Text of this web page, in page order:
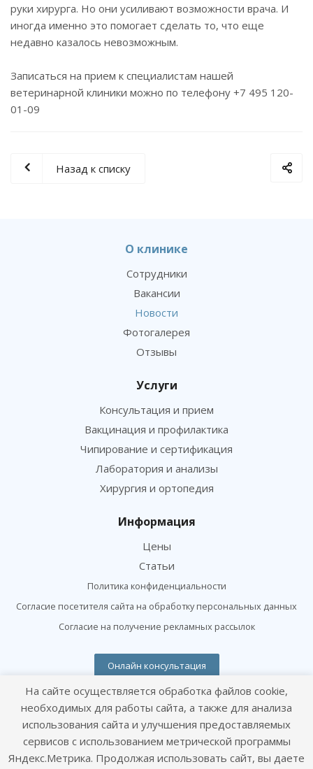
руки хирурга. Но они усиливают возможности врача. И
иногда именно это помогает сделать то, что еще
недавно казалось невозможным.
Записаться на прием к специалистам нашей
ветеринарной клиники можно по телефону +7 495 120-
01-09
Назад к списку
О клинике
Сотрудники
Вакансии
Новости
Фотогалерея
Отзывы
Услуги
Консультация и прием
Вакцинация и профилактика
Чипирование и сертификация
Лаборатория и анализы
Хирургия и ортопедия
Информация
Цены
Статьи
Политика конфиденциальности
Согласие посетителя сайта на обработку персональных данных
Согласие на получение рекламных рассылок
Онлайн консультация
Оставайтесь на связи
На сайте осуществляется обработка файлов cookie,
необходимых для работы сайта, а также для анализа
использования сайта и улучшения предоставляемых
сервисов с использованием метрической программы
Яндекс.Метрика. Продолжая использовать сайт, вы даете